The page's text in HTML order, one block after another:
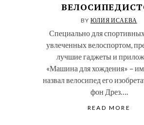
BY ЮЛИЯ ИСАЕВА
Специально для
увлеченных велоспортом,
лучшие гаджеты и
«Машина для хождения» –
назвал велосипед его
фон Дрез….
READ MORE